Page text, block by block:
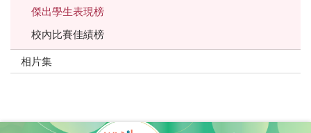
傑出學生表現榜
校內比賽佳績榜
相片集